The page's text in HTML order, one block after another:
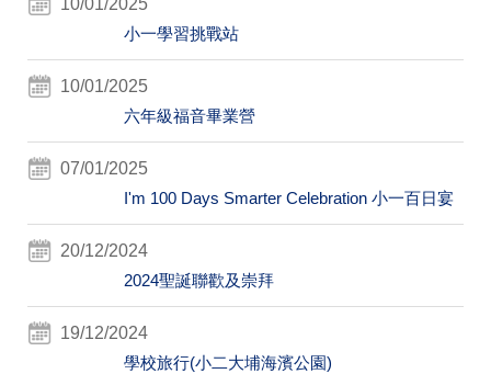
10/01/2025
小一學習挑戰站
10/01/2025
六年級福音畢業營
07/01/2025
I'm 100 Days Smarter Celebration 小一百日宴
20/12/2024
2024聖誕聯歡及崇拜
19/12/2024
學校旅行(小二大埔海濱公園)